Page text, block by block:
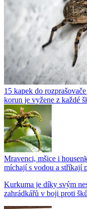
15 kapek do
korun je vyžene z každé
Mravenci, mšice i
míchají s vodou a stříkají
Kurkuma je díky svým
zahrádkářů v boji proti